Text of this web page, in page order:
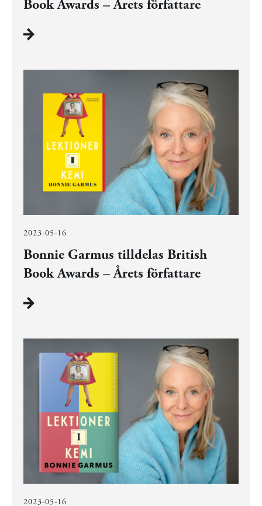
Book Awards – Årets författare
2023-05-16
Bonnie Garmus tilldelas British
Book Awards – Årets författare
2023-05-16